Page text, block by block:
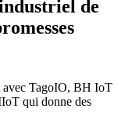
de
avec TagoIO, BH IoT
qui donne des